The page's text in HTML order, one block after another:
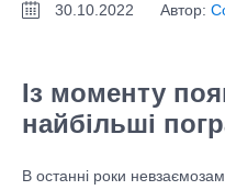
30.10.2022 Автор:
Із моменту
найбільші
В останні роки